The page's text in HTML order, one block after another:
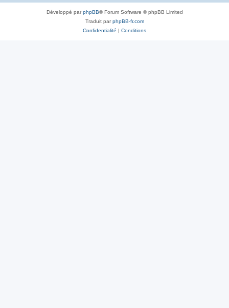
Développé parphpBB® Forum Software © phpBB Limited
Traduit parphpBB-fr.com
Confidentialité | Conditions